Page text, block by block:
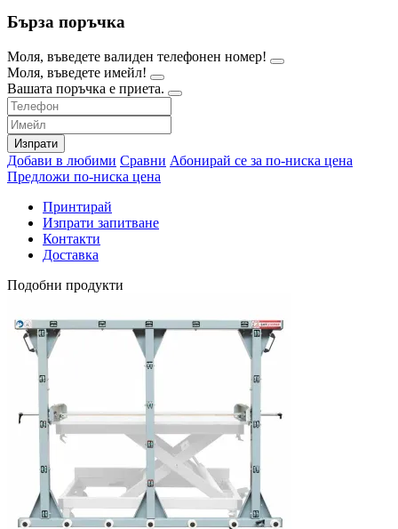
Бърза поръчка
Моля, въведете валиден телефонен номер!
Моля, въведете имейл!
Вашата поръчка е приета.
Изпрати
Добави в любими Сравни Абонирай се за по-ниска цена
Предложи по-ниска цена
Принтирай
Изпрати запитване
Контакти
Доставка
Подобни продукти